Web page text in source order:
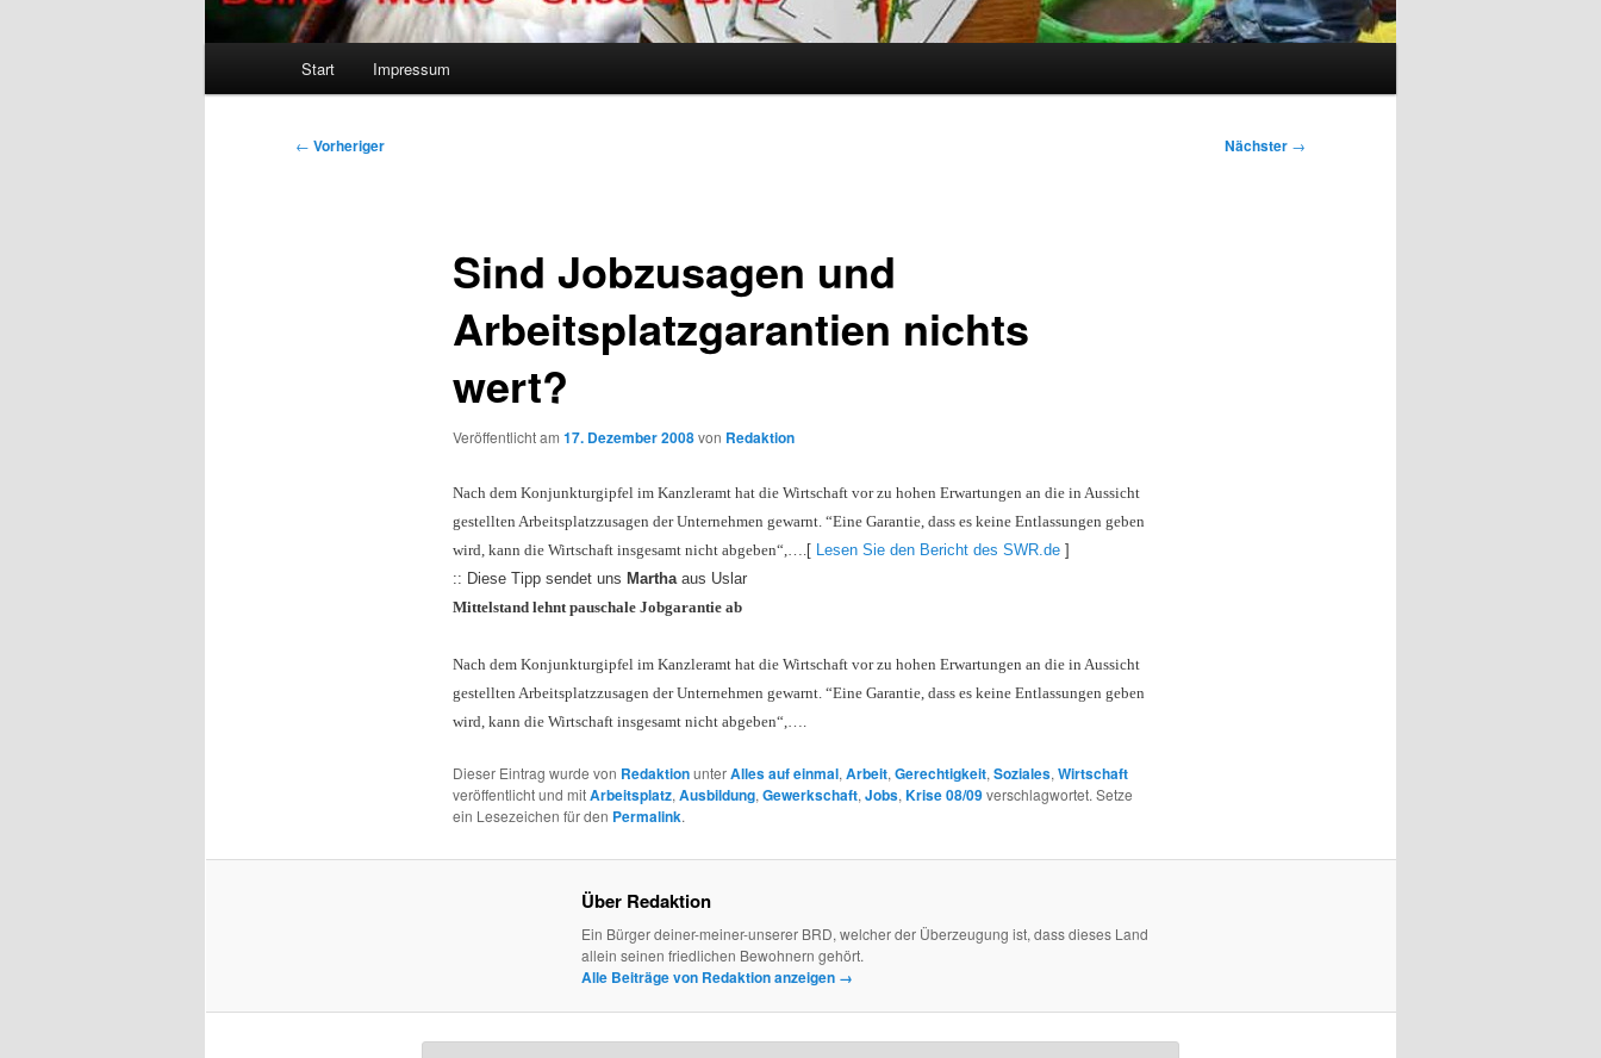
Start Impressum
Beitragsnavigation
← Vorheriger Nächster →
Sind Jobzusagen und
Arbeitsplatzgarantien nichts
wert?
Veröffentlicht am 17. Dezember 2008von Redaktion
Nach dem Konjunkturgipfel im Kanzleramt hat die Wirtschaft vor zu hohen Erwartungen an die in Aussicht
gestellten Arbeitsplatzzusagen der Unternehmen gewarnt. “Eine Garantie, dass es keine Entlassungen geben
wird, kann die Wirtschaft insgesamt nicht abgeben“,….[ Lesen Sie den Bericht des SWR.de]
:: Diese Tipp sendet uns Martha aus Uslar
Mittelstand lehnt pauschale Jobgarantie ab
Nach dem Konjunkturgipfel im Kanzleramt hat die Wirtschaft vor zu hohen Erwartungen an die in Aussicht
gestellten Arbeitsplatzzusagen der Unternehmen gewarnt. “Eine Garantie, dass es keine Entlassungen geben
wird, kann die Wirtschaft insgesamt nicht abgeben“,….
Dieser Eintrag wurde von RedaktionunterAlles auf einmal,Arbeit,Gerechtigkeit,Soziales,Wirtschaft
veröffentlicht und mitArbeitsplatz,Ausbildung,Gewerkschaft,Jobs,Krise 08/09verschlagwortet. Setze
ein Lesezeichen für den Permalink.
Über Redaktion
Ein Bürger deiner-meiner-unserer BRD, welcher der Überzeugung ist, dass dieses Land
allein seinen friedlichen Bewohnern gehört.
Alle Beiträge von Redaktion anzeigen →